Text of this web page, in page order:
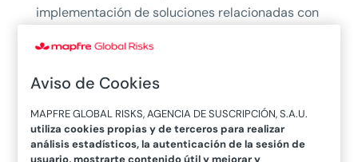
implementación de soluciones relacionadas con
TESICNOR, nos da las
riesgosa los que se enfrentan los entornos
prevenir el impacto o paliar sus
consecuencias.
Aviso de Cookies
MAPFRE GLOBAL RISKS, AGENCIA DE SUSCRIPCIÓN, S.A.U.
utiliza cookies propias y de terceros para realizar
análisis estadísticos, la autenticación de la sesión de
usuario, mostrarte contenido útil y mejorar y